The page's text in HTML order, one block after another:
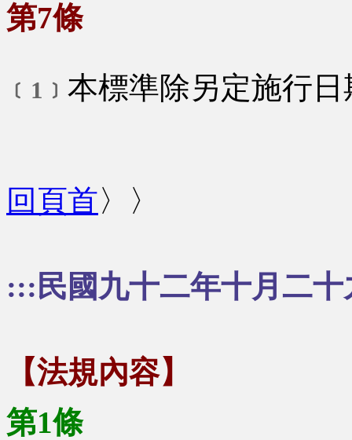
第7條
﹝1﹞ 本標準除另定施行
回頁首〉〉
:::民國九十二年十月二
【法規內容】
第1條